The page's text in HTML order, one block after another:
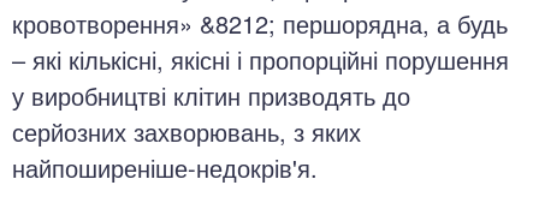
кровотворення» &8212; першорядна, а будь
– які кількісні, якісні і пропорційні порушення
у виробництві клітин призводять до
серйозних захворювань, з яких
найпоширеніше-недокрів'я.